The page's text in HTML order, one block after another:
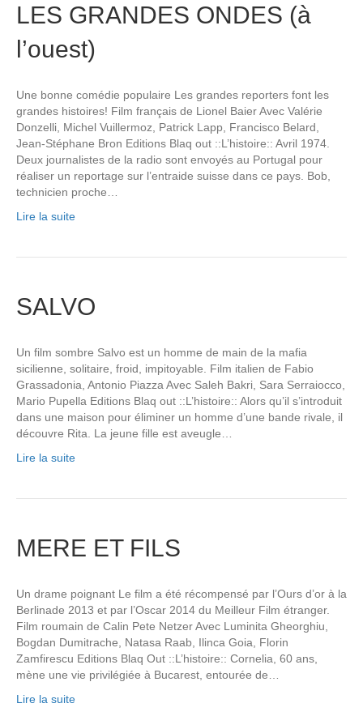
LES GRANDES ONDES (à
l’ouest)
Une bonne comédie populaire Les grandes reporters font les
grandes histoires! Film français de Lionel Baier Avec Valérie
Donzelli, Michel Vuillermoz, Patrick Lapp, Francisco Belard,
Jean-Stéphane Bron Editions Blaq out ::L’histoire:: Avril 1974.
Deux journalistes de la radio sont envoyés au Portugal pour
réaliser un reportage sur l’entraide suisse dans ce pays. Bob,
technicien proche…
Lire la suite
SALVO
Un film sombre Salvo est un homme de main de la mafia
sicilienne, solitaire, froid, impitoyable. Film italien de Fabio
Grassadonia, Antonio Piazza Avec Saleh Bakri, Sara Serraiocco,
Mario Pupella Editions Blaq out ::L’histoire:: Alors qu’il s’introduit
dans une maison pour éliminer un homme d’une bande rivale, il
découvre Rita. La jeune fille est aveugle…
Lire la suite
MERE ET FILS
Un drame poignant Le film a été récompensé par l’Ours d’or à la
Berlinade 2013 et par l’Oscar 2014 du Meilleur Film étranger.
Film roumain de Calin Pete Netzer Avec Luminita Gheorghiu,
Bogdan Dumitrache, Natasa Raab, Ilinca Goia, Florin
Zamfirescu Editions Blaq Out ::L’histoire:: Cornelia, 60 ans,
mène une vie privilégiée à Bucarest, entourée de…
Lire la suite